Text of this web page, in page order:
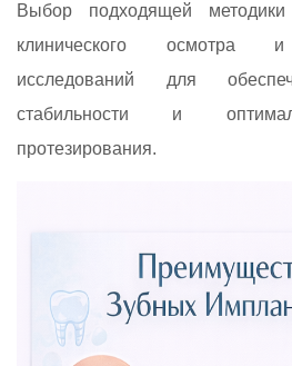
Выбор подходящей методики
клинического осмотра и
исследований для
стабильности и
протезирования.